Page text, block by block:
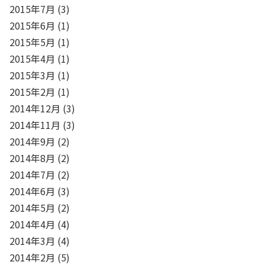
2015年7月 (3)
2015年6月 (1)
2015年5月 (1)
2015年4月 (1)
2015年3月 (1)
2015年2月 (1)
2014年12月 (3)
2014年11月 (3)
2014年9月 (2)
2014年8月 (2)
2014年7月 (2)
2014年6月 (3)
2014年5月 (2)
2014年4月 (4)
2014年3月 (4)
2014年2月 (5)